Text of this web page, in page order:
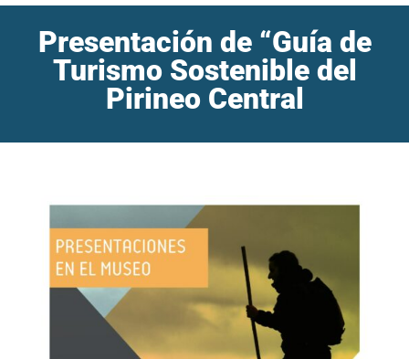
Presentación de “Guía de
Turismo Sostenible del
Pirineo Central